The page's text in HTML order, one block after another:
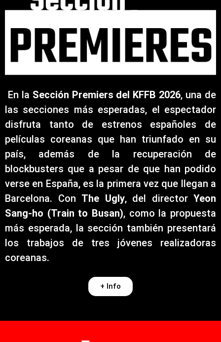
En la Sección Premiers del KFFB 2026, una de
las secciones más esperadas, el espectador
disfruta tanto de estrenos españoles de
películas coreanas que han triunfado en su
país, además de la recuperación de
blockbusters que a pesar de que han podido
verse en España, es la primera vez que llegan a
Barcelona. Con The Ugly, del director Yeon
Sang-ho (Train to Busan), como la propuesta
más esperada, la sección también presentará
los trabajos de tres jóvenes realizadoras
coreanas.
+ Info